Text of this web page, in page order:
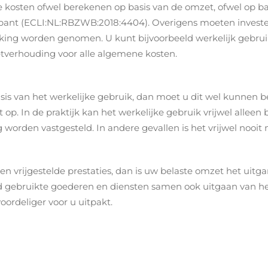
ofwel berekenen op basis van de omzet, ofwel op
(ECLI:NL:RBZWB:2018:4404). Overigens moeten
worden genomen. U kunt bijvoorbeeld werkelijk
voor alle algemene kosten.
van het werkelijke gebruik, dan moet u dit wel kunnen
op. In de praktijk kan het werkelijke gebruik vrijwel alleen
vastgesteld. In andere gevallen is het vrijwel
vrijgestelde prestaties, dan is uw belaste omzet het
gebruikte goederen en diensten samen ook uitgaan van
voor u uitpakt.